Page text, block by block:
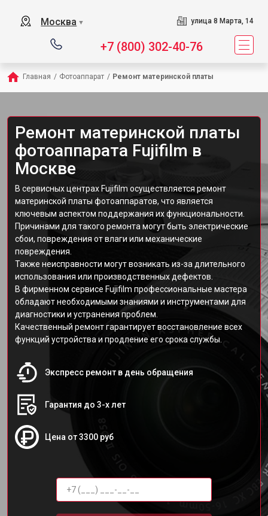
Москва ▼ улица 8 Марта, 14
+7 (800) 302-40-76
Главная / Фотоаппарат / Ремонт материнской платы
Ремонт материнской платы
фотоаппарата Fujifilm в
Москве
В сервисных центрах Fujifilm осуществляется ремонт
материнской платы фотоаппаратов, что является
ключевым аспектом поддержания их функциональности.
Причинами для такого ремонта могут быть электрические
сбои, повреждения от влаги или механические
повреждения.
Также неисправности могут возникать из-за длительного
использования или производственных дефектов.
В фирменном сервисе Fujifilm профессиональные мастера
обладают необходимыми знаниями и инструментами для
диагностики и устранения проблем.
Качественный ремонт гарантирует восстановление всех
функций устройства и продление его срока службы.
Экспресс ремонт в день обращения
Гарантия до 3-х лет
Цена от 3300 руб